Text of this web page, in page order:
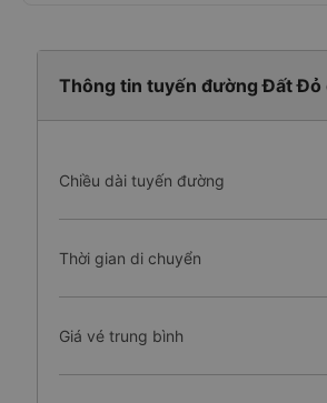
Thông tin tuyến đường Đất Đỏ
Chiều dài tuyến đường
Thời gian di chuyển
Giá vé trung bình